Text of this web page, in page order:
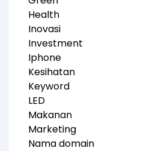
Health
Inovasi
Investment
Iphone
Kesihatan
Keyword
LED
Makanan
Marketing
Nama domain